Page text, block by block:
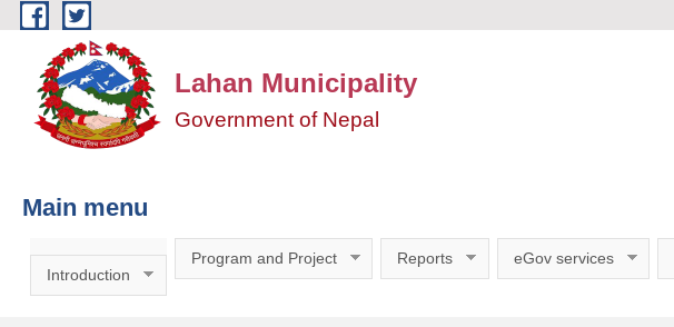
Skip to main content
Lahan Municipality
Government of Nepal
Main menu
Introduction
Program and Project Reports eGov services